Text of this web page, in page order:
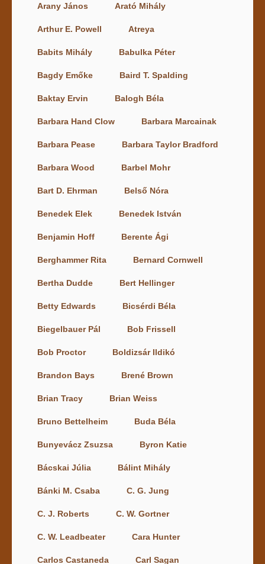
Arany János Arató Mihály
Arthur E. Powell Atreya
Babits Mihály Babulka Péter
Bagdy Emőke Baird T. Spalding
Baktay Ervin Balogh Béla
Barbara Hand Clow Barbara Marcainak
Barbara Pease Barbara Taylor Bradford
Barbara Wood Barbel Mohr
Bart D. Ehrman Belső Nóra
Benedek Elek Benedek István
Benjamin Hoff Berente Ági
Berghammer Rita Bernard Cornwell
Bertha Dudde Bert Hellinger
Betty Edwards Bicsérdi Béla
Biegelbauer Pál Bob Frissell
Bob Proctor Boldizsár Ildikó
Brandon Bays Brené Brown
Brian Tracy Brian Weiss
Bruno Bettelheim Buda Béla
Bunyevácz Zsuzsa Byron Katie
Bácskai Júlia Bálint Mihály
Bánki M. Csaba C. G. Jung
C. J. Roberts C. W. Gortner
C. W. Leadbeater Cara Hunter
Carlos Castaneda Carl Sagan